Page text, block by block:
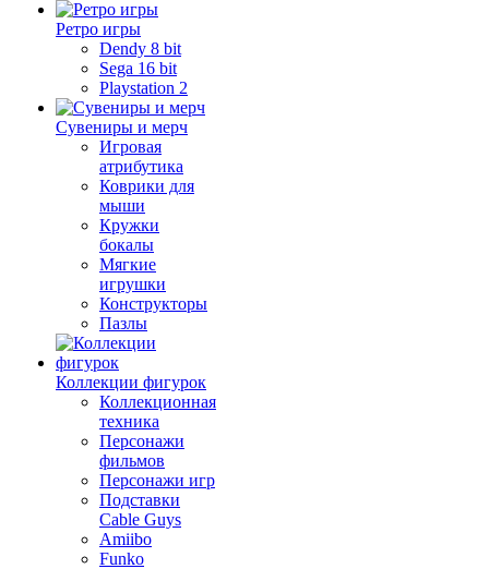
Ретро игры
Dendy 8 bit
Sega 16 bit
Playstation 2
Сувениры и мерч
Игровая
атрибутика
Коврики для
мыши
Кружки
бокалы
Мягкие
игрушки
Конструкторы
Пазлы
Коллекции фигурок
Коллекционная
техника
Персонажи
фильмов
Персонажи игр
Подставки
Cable Guys
Amiibo
Funko